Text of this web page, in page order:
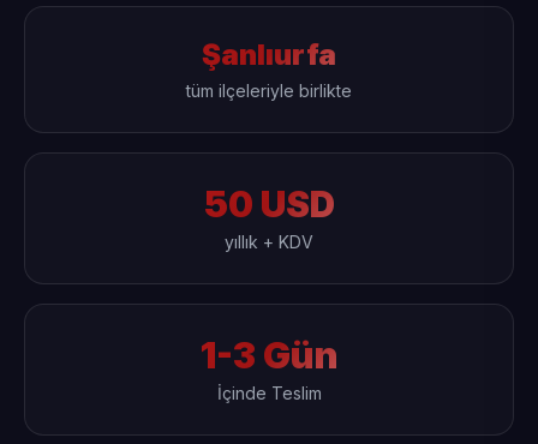
Şanlıurfa
tüm ilçeleriyle birlikte
50 USD
yıllık + KDV
1-3 Gün
İçinde Teslim